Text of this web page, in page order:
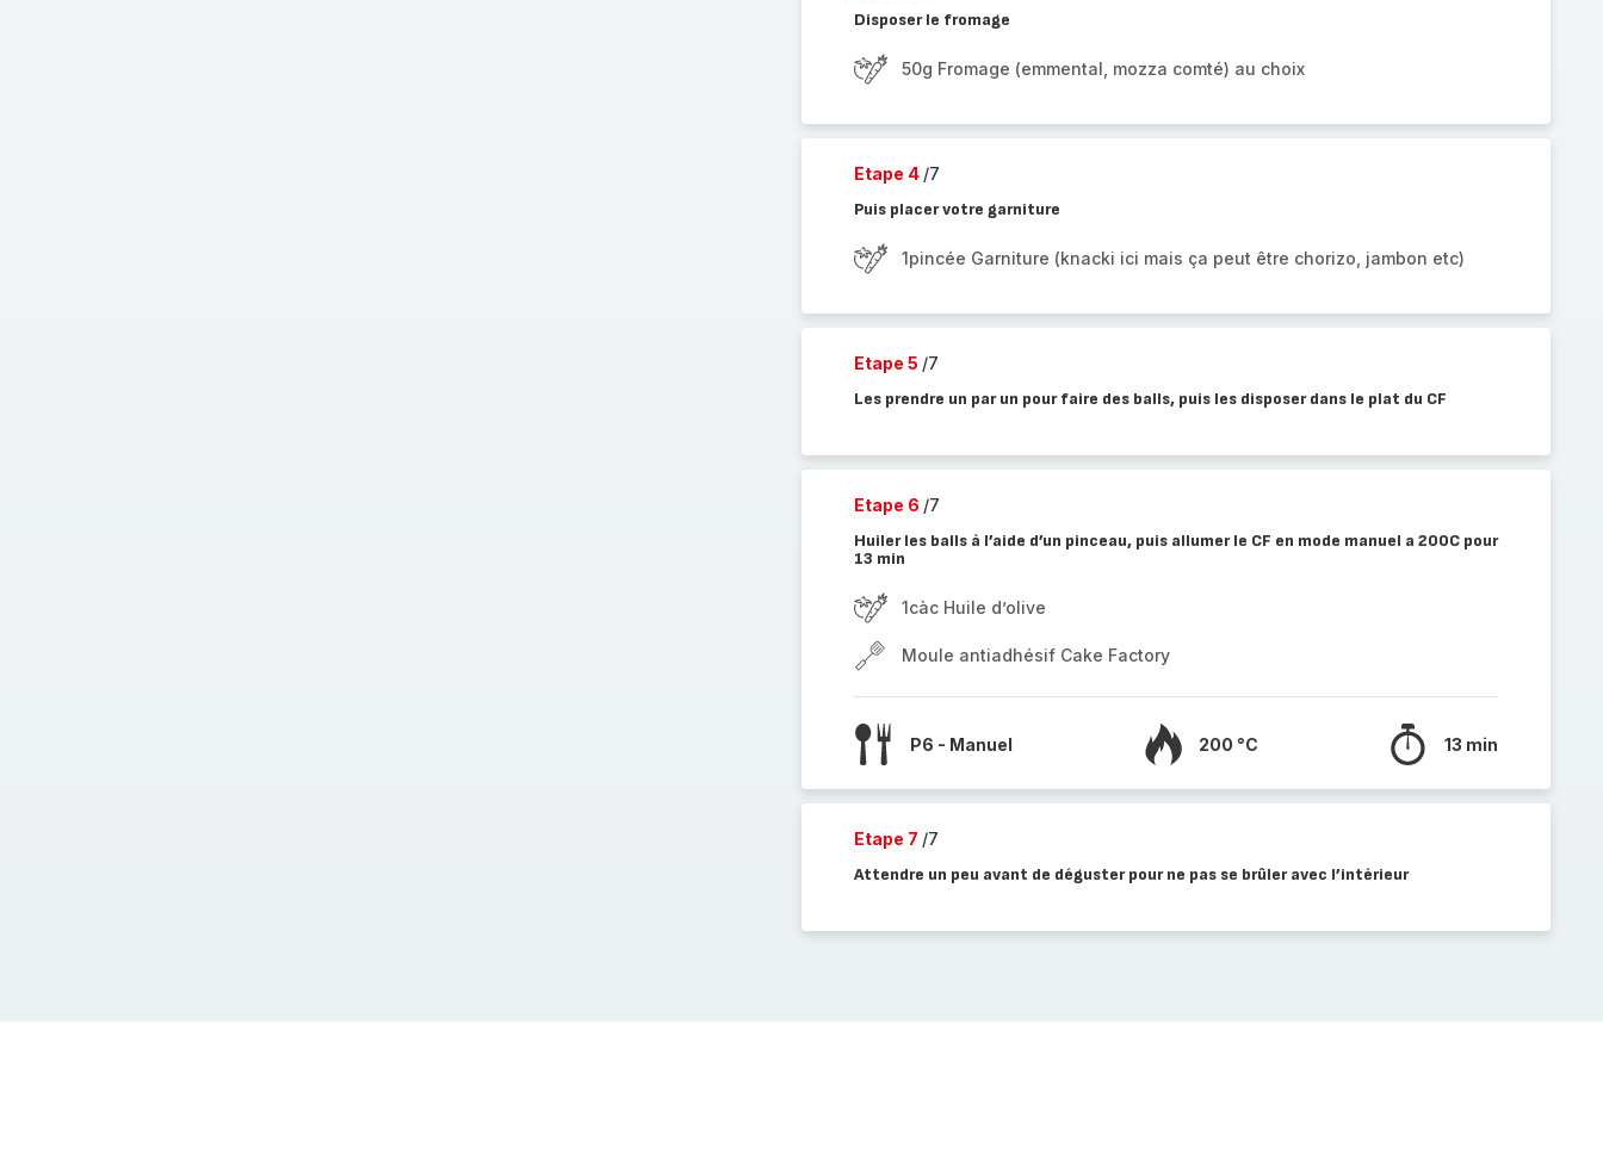
Disposer le fromage
50g Fromage (emmental, mozza comté) au choix
Etape 4 /7
Puis placer votre garniture
1pincée Garniture (knacki ici mais ça peut être chorizo, jambon etc)
Etape 5 /7
Les prendre un par un pour faire des balls, puis les disposer dans le plat du CF
Etape 6 /7
Huiler les balls à l’aide d’un pinceau, puis allumer le CF en mode manuel a 200C pour
13 min
1càc Huile d’olive
Moule antiadhésif Cake Factory
P6 - Manuel 200 °C 13 min
Etape 7 /7
Attendre un peu avant de déguster pour ne pas se brûler avec l’intérieur